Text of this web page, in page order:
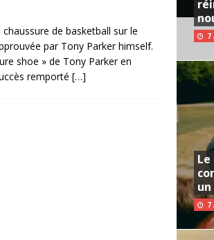
chaussure de basketball sur le
par Tony Parker himself.
shoe » de Tony Parker en
remporté […]
7
7